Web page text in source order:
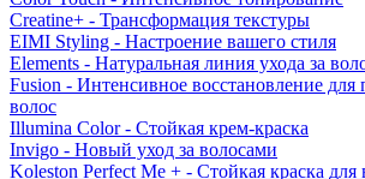
Creatine+ - Трансформация текстуры
EIMI Styling - Настроение вашего стиля
Elements - Натуральная линия ухода за
Fusion - Интенсивное восстановление
волос
Illumina Color - Стойкая крем-краска
Invigo - Новый уход за волосами
Koleston Perfect Me + - Стойкая краска для